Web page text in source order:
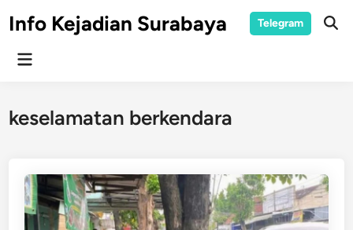
toInfo Kejadian Surabaya Telegram
Main
keselamatan berkendara